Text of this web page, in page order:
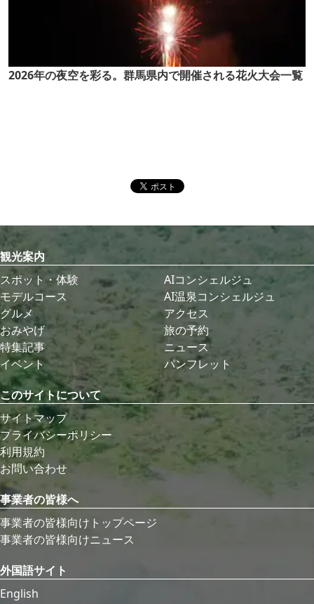
2026年の夜空を彩る。群馬県内で開催される花火大会一覧
観光案内
スポット・体験
モデルコース
グルメ
おみやげ
特集記事
イベント
AIコンシェルジュ
AI温泉コンシェルジュ
アクセス
旅の予約
ニュース
パンフレット
このサイトについて
サイトマップ
プライバシーポリシー
利用規約
お問い合わせ
事業者の皆様へ
事業者の皆様向けトップページ
事業者の皆様向けニュース
外国語サイト
English